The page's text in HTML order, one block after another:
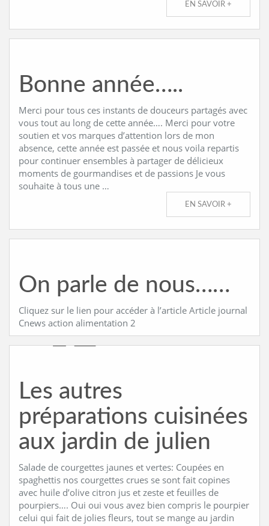
EN SAVOIR +
Bonne année…..
Merci pour tous ces instants de douceurs partagés avec
vous tout au long de cette année…. Merci pour votre
soutien et vos marques d’attention lors de mon
absence, cette année est passée et nous voila repartis
pour continuer ensembles à partager de délicieux
moments de gourmandises et de passions Je vous
souhaite à tous une …
EN SAVOIR +
On parle de nous……
Cliquez sur le lien pour accéder à l’article Article journal
Cnews action alimentation 2
Les autres
préparations cuisinées
aux jardin de julien
Salade de courgettes jaunes et vertes: Coupées en
spaghettis nos courgettes crues se sont fait copines
avec huile d’olive citron jus et zeste et feuilles de
pourpiers…. Oui oui vous avez bien compris le pourpier
celui qui fait de jolies fleurs, tout se mange au jardin